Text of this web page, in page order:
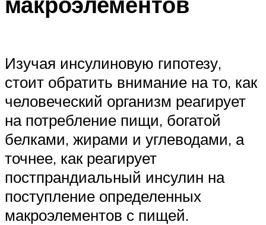
Изучая инсулиновую гипотезу,
стоит обратить внимание на то, как
человеческий организм реагирует
на потребление пищи, богатой
белками, жирами и углеводами, а
точнее, как реагирует
постпрандиальный инсулин на
поступление определенных
макроэлементов с пищей.